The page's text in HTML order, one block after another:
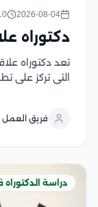
2026-08-04 10 دقائق
دكتوراه
تعد دكتوراه
التي تركز على
على دراسة
فريق العمل
دراسة